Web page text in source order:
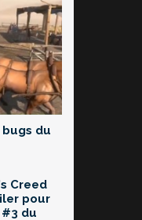
du
Creed
pour
du